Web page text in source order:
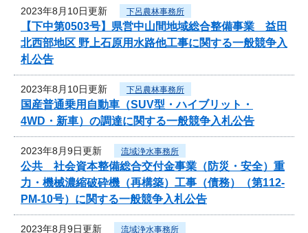
2023年8月10日更新 下呂農林事務所
【下中第0503号】県営中山間地域総合整備事業 益田
北西部地区 野上石原用水路他工事に関する一般競争入
札公告
2023年8月10日更新 下呂農林事務所
国産普通乗用自動車（SUV型・ハイブリット・
4WD・新車）の調達に関する一般競争入札公告
2023年8月9日更新 流域浄水事務所
公共 社会資本整備総合交付金事業（防災・安全）重
力・機械濃縮破砕機（再構築）工事（債務）（第112-
PM-10号）に関する一般競争入札公告
2023年8月9日更新 流域浄水事務所